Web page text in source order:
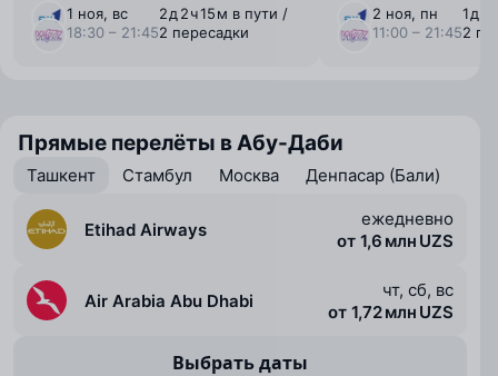
1 ноя, вс
18:30 – 21:45
2 ⁠д 2 ⁠ч 15 ⁠м в пути /
2 пересадки
2 ноя, пн
11:00 – 21:45
1 ⁠д 9
2
Прямые перелёты в Абу-Даби
Ташкент Стамбул Москва Денпасар (Бали)
Etihad Airways
ежедневно
от 1,6 млн UZS
Air Arabia Abu Dhabi
чт, сб, вс
от 1,72 млн UZS
Выбрать даты